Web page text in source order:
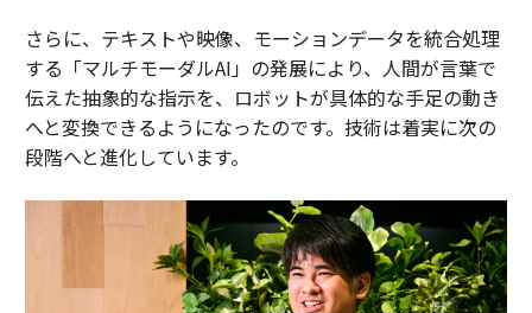
さらに、テキストや映像、モーションデータを統合処理
する「マルチモーダルAI」の発展により、人間が言葉で
伝えた抽象的な指示を、ロボットが具体的な手足の動き
へと変換できるようになったのです。技術は着実に次の
段階へと進化しています。